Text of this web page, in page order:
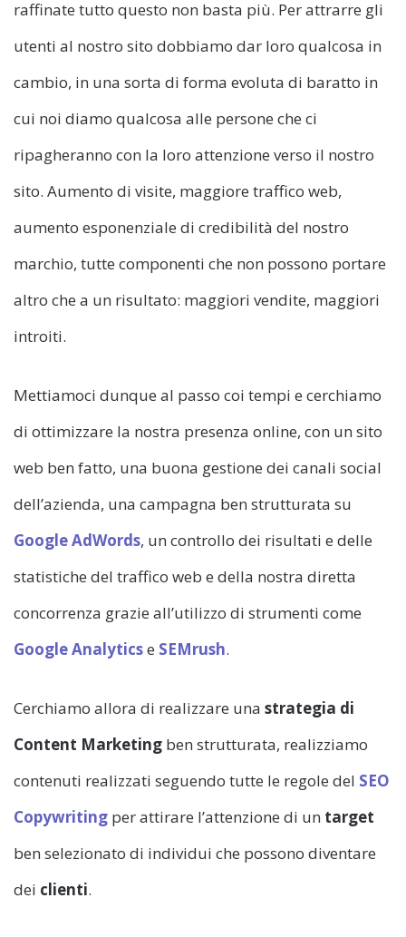
raffinate tutto questo non basta più. Per attrarre gli
utenti al nostro sito dobbiamo dar loro qualcosa in
cambio, in una sorta di forma evoluta di baratto in
cui noi diamo qualcosa alle persone che ci
ripagheranno con la loro attenzione verso il nostro
sito. Aumento di visite, maggiore traffico web,
aumento esponenziale di credibilità del nostro
marchio, tutte componenti che non possono portare
altro che a un risultato: maggiori vendite, maggiori
introiti.
Mettiamoci dunque al passo coi tempi e cerchiamo
di ottimizzare la nostra presenza online, con un sito
web ben fatto, una buona gestione dei canali social
dell’azienda, una campagna ben strutturata su
Google AdWords, un controllo dei risultati e delle
statistiche del traffico web e della nostra diretta
concorrenza grazie all’utilizzo di strumenti come
Google Analyticse SEMrush.
Cerchiamo allora di realizzare una strategia di
Content Marketing ben strutturata, realizziamo
contenuti realizzati seguendo tutte le regole del SEO
Copywriting per attirare l’attenzione di un target
ben selezionato di individui che possono diventare
dei clienti.